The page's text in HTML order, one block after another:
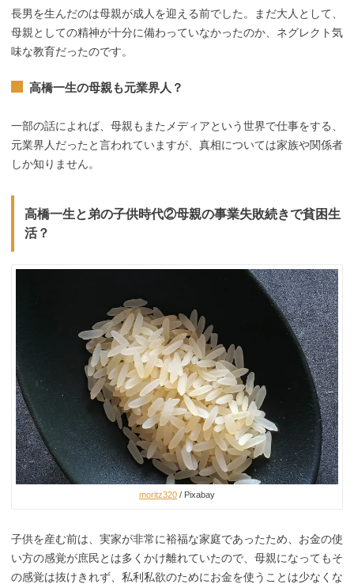
長男を生んだのは母親が成人を迎える前でした。まだ大人として、
母親としての精神が十分に備わっていなかったのか、ネグレクト気
味な教育だったのです。
高橋一生の母親も元業界人？
一部の話によれば、母親もまたメディアという世界で仕事をする、
元業界人だったと言われていますが、真相については家族や関係者
しか知りません。
高橋一生と弟の子供時代②母親の事業失敗続きで貧困生
活？
moritz320 / Pixabay
子供を産む前は、実家が非常に裕福な家庭であったため、お金の使
い方の感覚が庶民とは多くかけ離れていたので、母親になってもそ
の感覚は抜けきれず、私利私欲のためにお金を使うことは少なくな